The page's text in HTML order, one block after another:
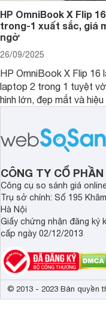
HP OmniBook X Flip
trong-1 xuất sắc, giá
ngờ
26/09/2025
HP OmniBook X Flip 16
laptop 2 trong 1 tuyệt
hình lớn, đẹp mắt và hiệu
mức giá vô cùng hấp
thành một lựa chọn
bát gạo” trên thị trường.
CÔNG TY CỔ
Công cụ so sánh giá
Trụ sở chính: Số 195
Hà Nội
Giấy chứng nhận đăng ký
cấp ngày 02/12/2013
© 2013 - 2023 Bản quyền